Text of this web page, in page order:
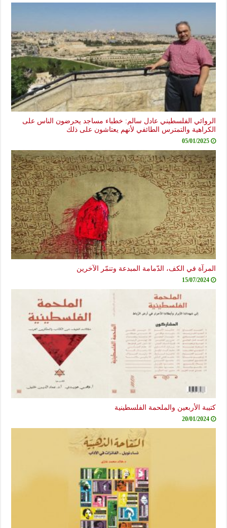
الروائي الفلسطيني عادل سالم: خطباء مساجد يحرضون الناس على
الكراهية والتمترس الطائفي لأنهم يعتاشون على ذلك
05/01/2025
المرآة في الكف، الدّمامة المبدعة وتنمّر الآخرين
15/07/2024
كتيبة الأربعين والملحمة الفلسطينية
20/01/2024